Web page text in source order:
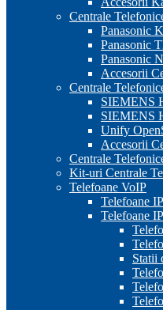
Centrale
Panasonic
Panasonic
Panasonic
Accesorii
Centrale
SIEMENS
SIEMENS
Unify
Accesorii
Centrale
Kit-uri Centrale
Telefoane VoIP
Telefoane
Telefoane
Statii